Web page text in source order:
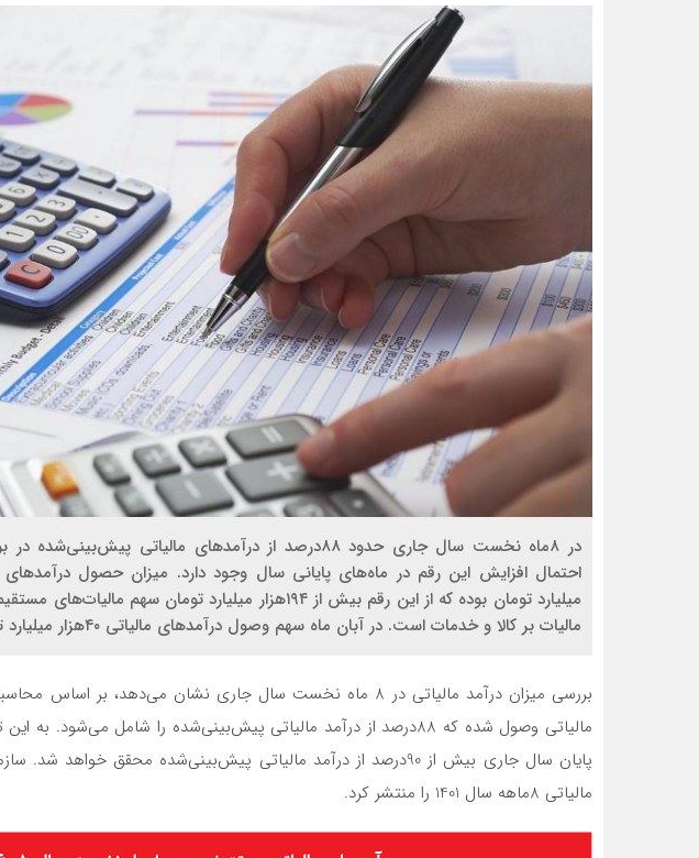
مالیات بر کالا و خدمات است. در آبان ماه سهم وصول درآمدهای مالیاتی ۴۰هزار میلیارد تومان گزارش شده است.
مالیاتی وصول شده که 88درصد از درآمد مالیاتی پیش‌بینی‌شده را شامل
پایان سال جاری بیش از 90درصد از درآمد مالیاتی پیش‌بینی‌شده محقق خواهد
مالیاتی 8ماهه سال 1401 را منتشر کرد.